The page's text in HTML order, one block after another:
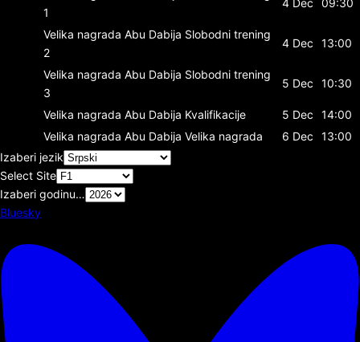
1
Velika nagrada Abu Dabija Slobodni trening
2
4 Dec 13:00
Velika nagrada Abu Dabija Slobodni trening
3
5 Dec 10:30
Velika nagrada Abu Dabija Kvalifikacije 5 Dec
14:00
Velika nagrada Abu Dabija Velika nagrada 6 Dec
13:00
Izaberi jezik
Select Site
Izaberi godinu…
Bluesky